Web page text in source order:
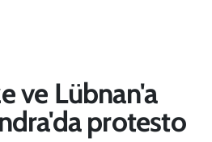
ve Lübnan'a
protesto